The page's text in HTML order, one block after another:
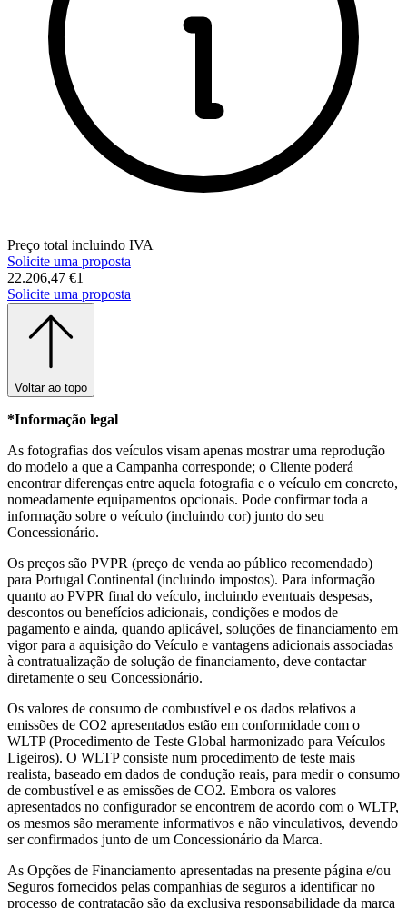
Preço total incluindo IVA
Solicite uma proposta
22.206,47 €1
Solicite uma proposta
Voltar ao topo
*Informação legal
As fotografias dos veículos visam apenas mostrar uma reprodução
do modelo a que a Campanha corresponde; o Cliente poderá
encontrar diferenças entre aquela fotografia e o veículo em concreto,
nomeadamente equipamentos opcionais. Pode confirmar toda a
informação sobre o veículo (incluindo cor) junto do seu
Concessionário.
Os preços são PVPR (preço de venda ao público recomendado)
para Portugal Continental (incluindo impostos). Para informação
quanto ao PVPR final do veículo, incluindo eventuais despesas,
descontos ou benefícios adicionais, condições e modos de
pagamento e ainda, quando aplicável, soluções de financiamento em
vigor para a aquisição do Veículo e vantagens adicionais associadas
à contratualização de solução de financiamento, deve contactar
diretamente o seu Concessionário.
Os valores de consumo de combustível e os dados relativos a
emissões de CO2 apresentados estão em conformidade com o
WLTP (Procedimento de Teste Global harmonizado para Veículos
Ligeiros). O WLTP consiste num procedimento de teste mais
realista, baseado em dados de condução reais, para medir o consumo
de combustível e as emissões de CO2. Embora os valores
apresentados no configurador se encontrem de acordo com o WLTP,
os mesmos são meramente informativos e não vinculativos, devendo
ser confirmados junto de um Concessionário da Marca.
As Opções de Financiamento apresentadas na presente página e/ou
Seguros fornecidos pelas companhias de seguros a identificar no
processo de contratação são da exclusiva responsabilidade da marca